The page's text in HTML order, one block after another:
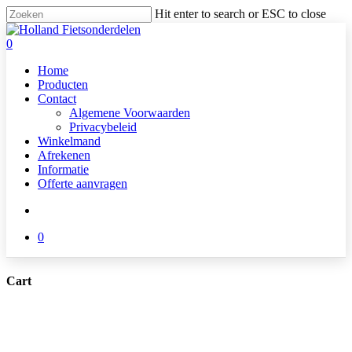
Skip
to
main
Hit enter to search or ESC to close
Close
Search
search
0
Home
Producten
Contact
Algemene Voorwaarden
Privacybeleid
Winkelmand
Afrekenen
Informatie
Offerte aanvragen
0
Cart